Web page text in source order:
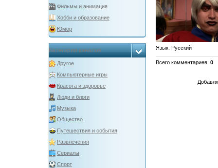
Фильмы и анимация
Хобби и образование
Юмор
Категории каналов
Другое
Компьютерные игры
Красота и здоровье
Люди и блоги
Музыка
Общество
Путешествия и события
Развлечения
Сериалы
Спорт
Язык: Русский
Всего комментариев: 0